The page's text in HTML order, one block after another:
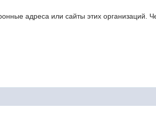
адреса или сайты этих организаций.